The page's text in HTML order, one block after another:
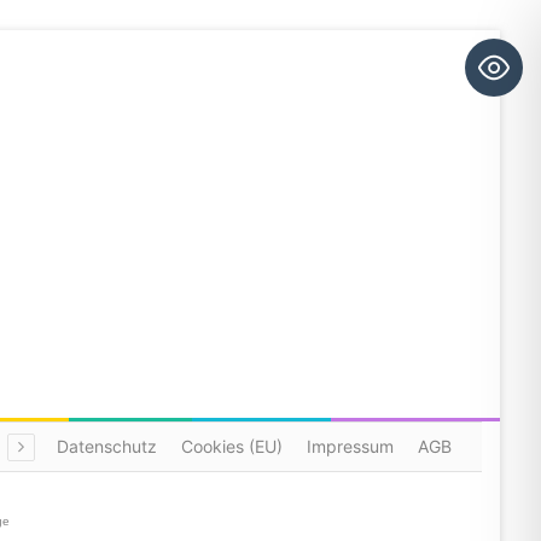
Datenschutz Cookies (EU) Impressum AGB